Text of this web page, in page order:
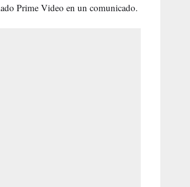
Prime Video en un comunicado.